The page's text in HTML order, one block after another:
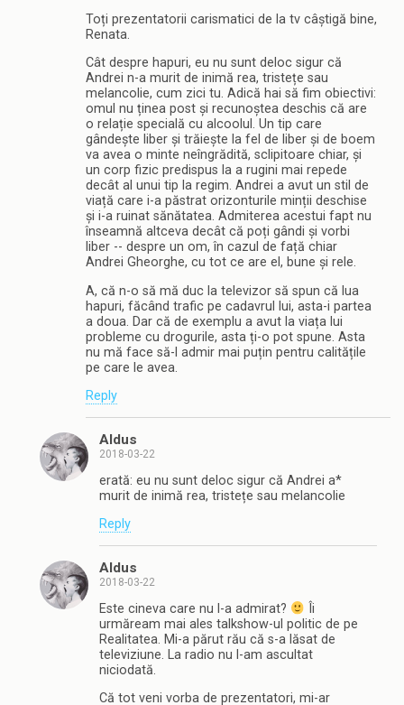
Toți prezentatorii carismatici de la tv câștigă bine,
Renata.
Cât despre hapuri, eu nu sunt deloc sigur că
Andrei n-a murit de inimă rea, tristețe sau
melancolie, cum zici tu. Adică hai să fim obiectivi:
omul nu ținea post și recunoștea deschis că are
o relație specială cu alcoolul. Un tip care
gândește liber și trăiește la fel de liber și de boem
va avea o minte neîngrădită, sclipitoare chiar, și
un corp fizic predispus la a rugini mai repede
decât al unui tip la regim. Andrei a avut un stil de
viață care i-a păstrat orizonturile minții deschise
și i-a ruinat sănătatea. Admiterea acestui fapt nu
înseamnă altceva decât că poți gândi și vorbi
liber -- despre un om, în cazul de față chiar
Andrei Gheorghe, cu tot ce are el, bune și rele.
A, că n-o să mă duc la televizor să spun că lua
hapuri, făcând trafic pe cadavrul lui, asta-i partea
a doua. Dar că de exemplu a avut la viața lui
probleme cu drogurile, asta ți-o pot spune. Asta
nu mă face să-l admir mai puțin pentru calitățile
pe care le avea.
Reply
Aldus
2018-03-22
erată: eu nu sunt deloc sigur că Andrei a*
murit de inimă rea, tristețe sau melancolie
Reply
Aldus
2018-03-22
Este cineva care nu l-a admirat?
Îi
urmăream mai ales talkshow-ul politic de pe
Realitatea. Mi-a părut rău că s-a lăsat de
televiziune. La radio nu l-am ascultat
niciodată.
Că tot veni vorba de prezentatori, mi-ar